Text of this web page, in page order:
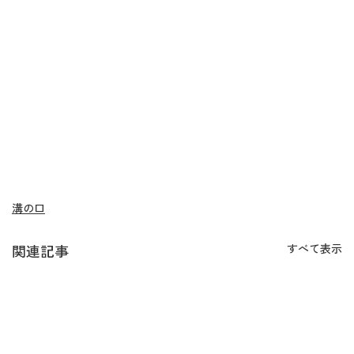
溝の口
関連記事 すべて表示